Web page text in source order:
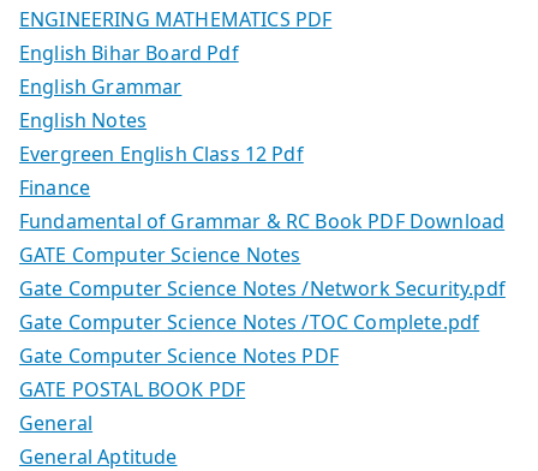
ENGINEERING MATHEMATICS PDF
English Bihar Board Pdf
English Grammar
English Notes
Evergreen English Class 12 Pdf
Finance
Fundamental of Grammar & RC Book PDF Download
GATE Computer Science Notes
Gate Computer Science Notes /Network Security.pdf
Gate Computer Science Notes /TOC Complete.pdf
Gate Computer Science Notes PDF
GATE POSTAL BOOK PDF
General
General Aptitude